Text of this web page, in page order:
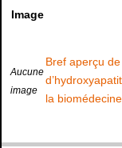
Image
Aucune
image
Bref aperçu
la biomédecine